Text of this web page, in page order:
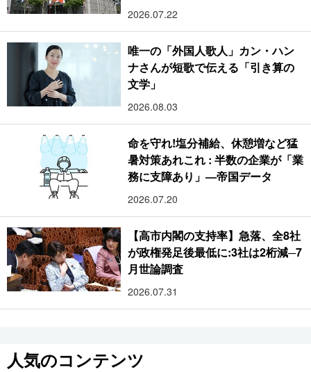
2026.07.22
唯一の「外国人歌人」カン・ハン
ナさんが短歌で伝える「引き算の
文学」
2026.08.03
命を守れ!塩分補給、休憩増など猛
暑対策あれこれ : 半数の企業が「業
務に支障あり」―帝国データ
2026.07.20
【高市内閣の支持率】急落、全8社
が政権発足後最低に:3社は2桁減─7
月世論調査
2026.07.31
人気のコンテンツ